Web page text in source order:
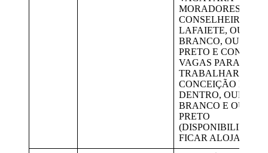
MORADORES DE
CONSELHEIRO
LAFAIETE, OURO
BRANCO, OURO
PRETO E
VAGAS PARA
TRABALHAR EM
CONCEIÇÃO DO
DENTRO, OURO
BRANCO E OURO
PRETO
(DISPONIBILIDADE
FICAR ALOJADO).